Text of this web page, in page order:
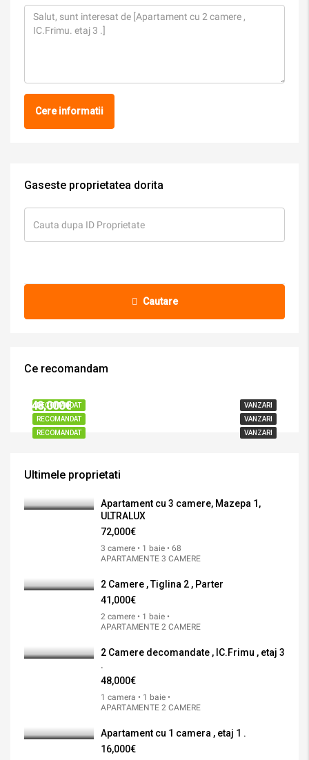
Cere informatii
Gaseste proprietatea dorita
Cautare
Ce recomandam
RECOMANDAT VANZARI
RECOMANDAT VANZARI
RECOMANDAT VANZARI
48,000€
Ultimele proprietati
Apartament cu 3 camere, Mazepa 1,
ULTRALUX
72,000€
3 camere • 1 baie • 68
APARTAMENTE 3 CAMERE
2 Camere , Tiglina 2 , Parter
41,000€
2 camere • 1 baie •
APARTAMENTE 2 CAMERE
2 Camere decomandate , IC.Frimu , etaj 3
.
48,000€
1 camera • 1 baie •
APARTAMENTE 2 CAMERE
Apartament cu 1 camera , etaj 1 .
16,000€